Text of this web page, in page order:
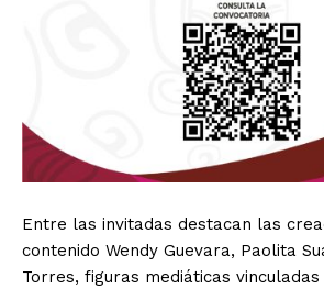
Entre las invitadas destacan las
contenido Wendy Guevara, Paolita
Torres, figuras mediáticas